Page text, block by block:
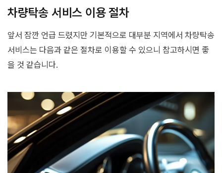
차량탁송 서비스 이용 절차
앞서 잠깐 언급 드렸지만 기본적으로 대부분 지역에서 차량탁송
서비스는 다음과 같은 절차로 이용할 수 있으니 참고하시면 좋
을 것 같습니다.